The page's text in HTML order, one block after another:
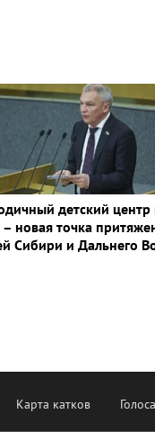
детский центр
– новая точка
Сибири и Дальнего
Карта катков